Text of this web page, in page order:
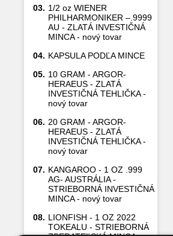
03. 1/2 oz WIENER
PHILHARMONIKER –.9999
AU - ZLATÁ INVESTIČNÁ
MINCA - nový tovar
04. KAPSULA PODĽA MINCE
05. 10 GRAM - ARGOR-
HERAEUS - ZLATÁ
INVESTIČNÁ TEHLIČKA -
nový tovar
06. 20 GRAM - ARGOR-
HERAEUS - ZLATÁ
INVESTIČNÁ TEHLIČKA -
nový tovar
07. KANGAROO - 1 OZ .999
AG- AUSTRÁLIA -
STRIEBORNÁ INVESTIČNÁ
MINCA - nový tovar
08. LIONFISH - 1 OZ 2022
TOKEALU - STRIEBORNÁ